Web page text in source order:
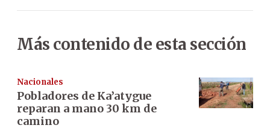
Más contenido de esta sección
Nacionales
Pobladores de Ka’atygue
reparan a mano 30 km de
camino